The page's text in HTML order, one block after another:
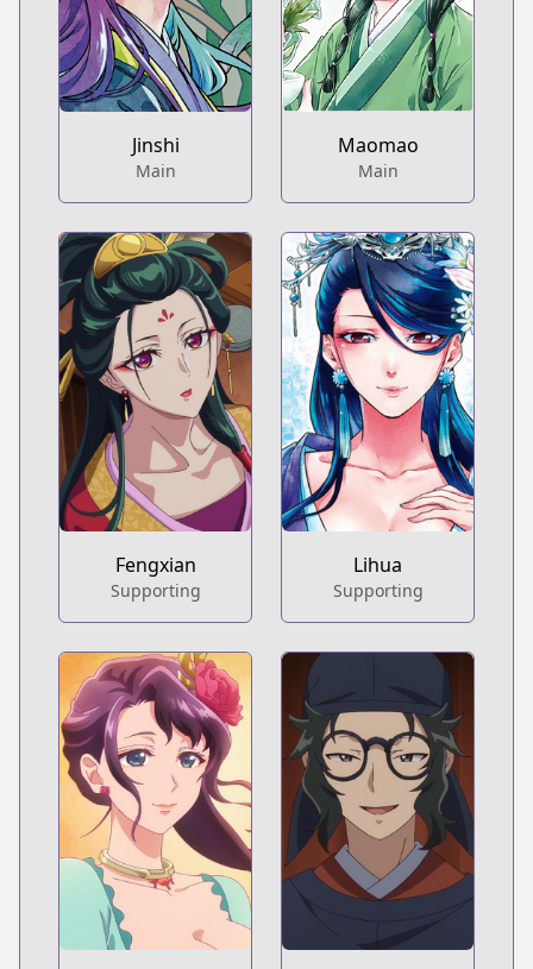
Jinshi
Main
Maomao
Main
Fengxian
Supporting
Lihua
Supporting